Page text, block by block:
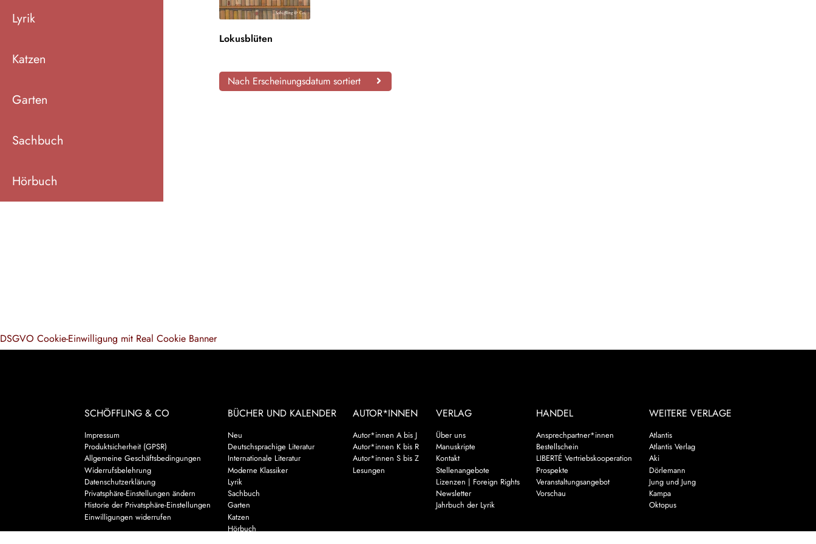
Lyrik
Katzen
Garten
Sachbuch
Hörbuch
Lokusblüten
Nach Erscheinungsdatum sortiert
SCHÖFFLING & CO
Impressum
Produktsicherheit (GPSR)
Allgemeine Geschäftsbedingungen
Widerrufsbelehrung
Datenschutzerklärung
Privatsphäre-Einstellungen ändern
Historie der Privatsphäre-Einstellungen
Einwilligungen widerrufen
BÜCHER UND KALENDER
Neu
Deutschsprachige Literatur
Internationale Literatur
Moderne Klassiker
Lyrik
Sachbuch
Garten
Katzen
Hörbuch
AUTOR*INNEN
Autor*innen A bis J
Autor*innen K bis R
Autor*innen S bis Z
Lesungen
VERLAG
Über uns
Manuskripte
Kontakt
Stellenangebote
Lizenzen | Foreign Rights
Newsletter
Jahrbuch der Lyrik
HANDEL
Ansprechpartner*innen
Bestellschein
LIBERTÉ Vertriebskooperation
Prospekte
Veranstaltungsangebot
Vorschau
WEITERE VERLAGE
Atlantis
Atlantis Verlag
Aki
Dörlemann
Jung und Jung
Kampa
Oktopus
DSGVO Cookie-Einwilligung mit Real Cookie Banner